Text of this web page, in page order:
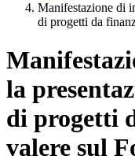
Manifestazione di
di progetti da
la
di progetti
valere sul